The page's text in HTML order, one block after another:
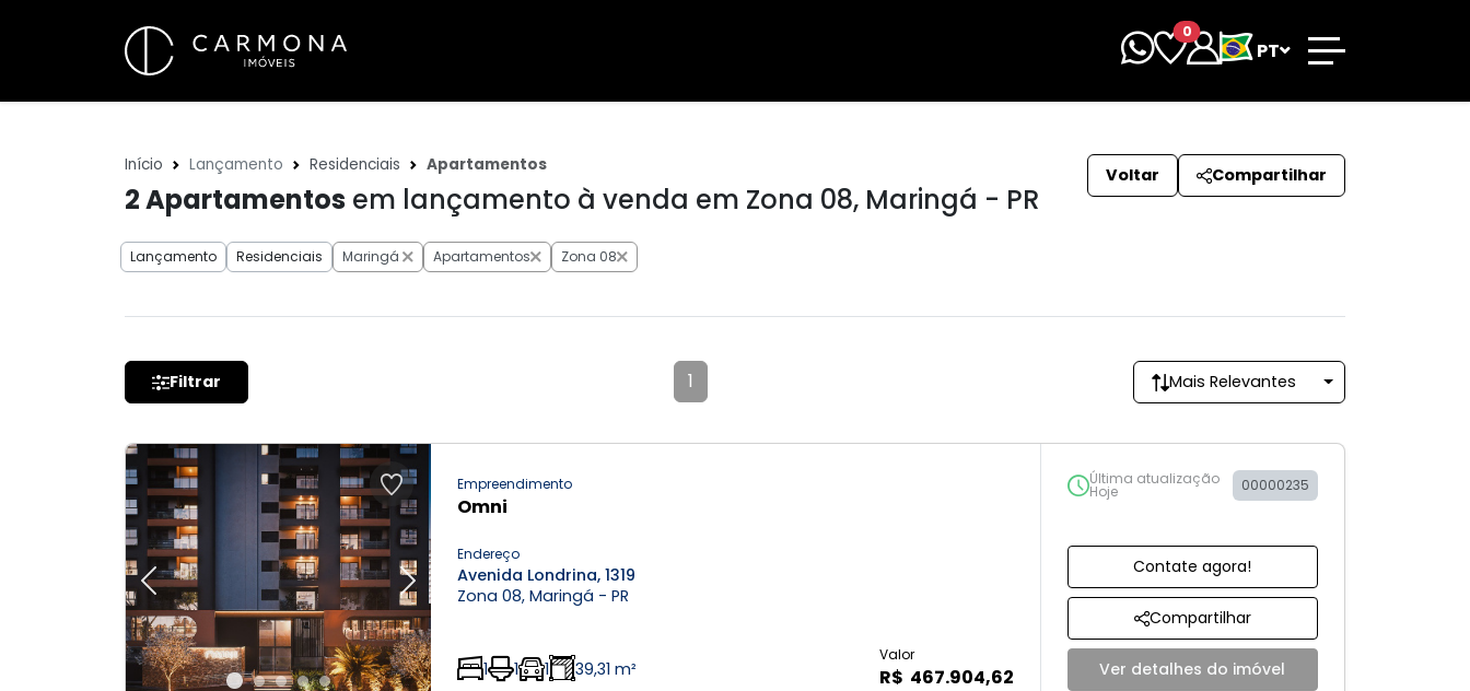
0
PT
Início Lançamento Residenciais Apartamentos
2Apartamentos em lançamento à venda em Zona 08, Maringá - PR
Voltar Compartilhar
Lançamento Residenciais Maringá Apartamentos Zona 08
Filtrar 1 Mais Relevantes
Previous Next
Empreendimento
Omni
Endereço
Avenida Londrina, 1319
Zona 08, Maringá - PR
1 1 1 39,31 m²
Valor
R$ 467.904,62
Última atualização
Hoje 00000235
Contate agora!
Compartilhar
Ver detalhes do imóvel